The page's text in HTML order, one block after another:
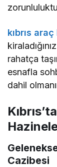
kıbrıs
rahatça
esnafla
dahil
Cazibesi